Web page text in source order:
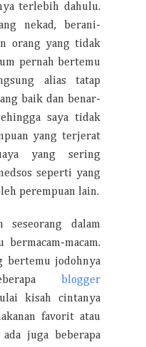
terlebih dahulu.
nekad, berani-
orang yang tidak
pernah bertemu
alias tatap
baik dan benar-
saya tidak
yang terjerat
yang sering
seperti yang
perempuan lain.
seseorang dalam
macam.
bertemu jodohnya
blogger
kisah cintanya
favorit atau
juga beberapa